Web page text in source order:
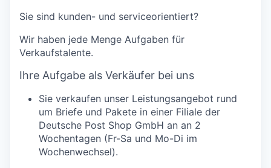
Sie sind kunden- und serviceorientiert?
Wir haben jede Menge Aufgaben für
Verkaufstalente.
Ihre Aufgabe als Verkäufer bei uns
Sie verkaufen unser Leistungsangebot rund
um Briefe und Pakete in einer Filiale der
Deutsche Post Shop GmbH an an 2
Wochentagen (Fr-Sa und Mo-Di im
Wochenwechsel).